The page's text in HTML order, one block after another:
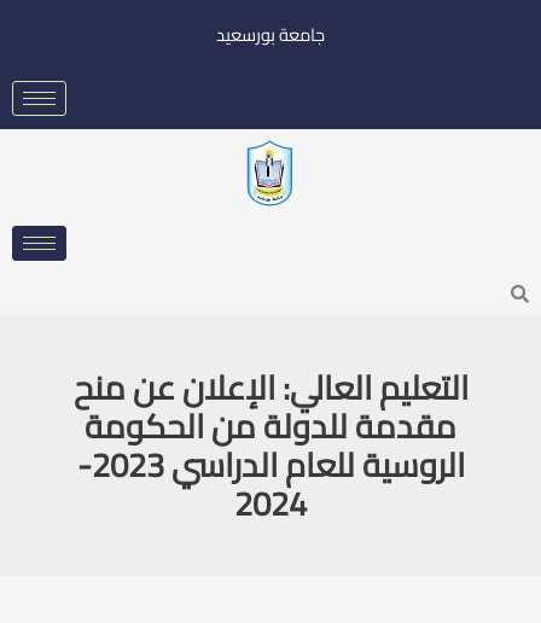
جامعة بورسعيد
Search
التعليم العالي: الإعلان عن منح
مقدمة للدولة من الحكومة
الروسية للعام الدراسي 2023-
2024